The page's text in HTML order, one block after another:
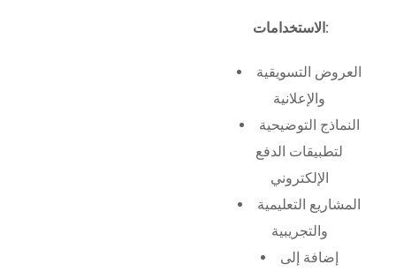
الاستخدامات:
العروض التسويقية
والإعلانية
النماذج التوضيحية
لتطبيقات الدفع
الإلكتروني
المشاريع التعليمية
والتجريبية
إضافة إلى